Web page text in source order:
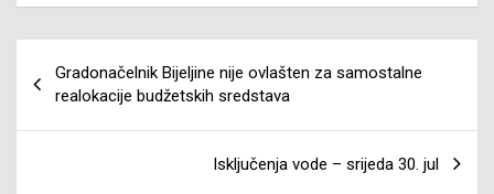
članaka
Gradonačelnik Bijeljine nije ovlašten za samostalne
realokacije budžetskih sredstava
Isključenja vode – srijeda 30. jul